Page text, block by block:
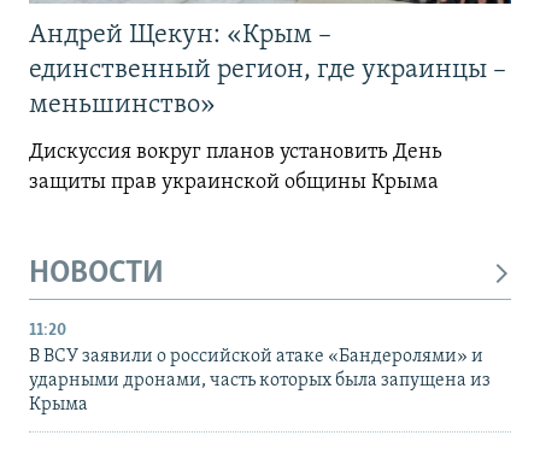
Андрей Щекун: «Крым –
единственный регион, где украинцы –
меньшинство»
Дискуссия вокруг планов установить День
защиты прав украинской общины Крыма
НОВОСТИ
11:20
В ВСУ заявили о российской атаке «Бандеролями» и
ударными дронами, часть которых была запущена из
Крыма